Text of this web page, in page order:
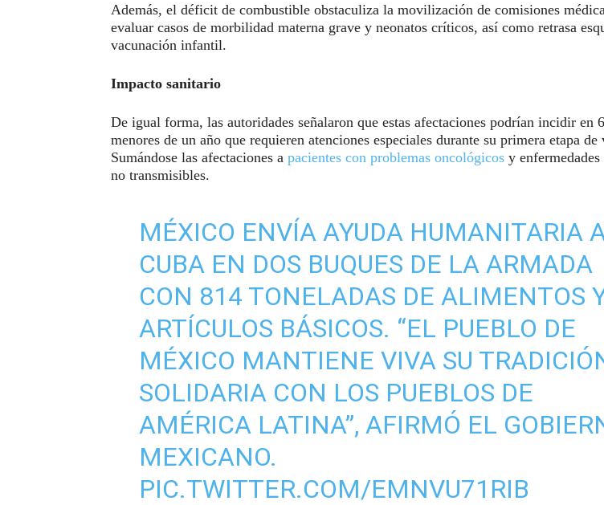
Además, el déficit de combustible obstaculiza la movilización de comisiones
evaluar casos de morbilidad materna grave y neonatos críticos, así como retrasa
vacunación infantil.
Impacto sanitario
De igual forma, las autoridades señalaron que estas afectaciones podrían incidir en
menores de un año que requieren atenciones especiales durante su primera etapa de
Sumándose las afectaciones a pacientes con problemas oncológicos y
no transmisibles.
MÉXICO ENVÍA AYUDA HUMANITARIA
CUBA EN DOS BUQUES DE LA ARMADA
CON 814 TONELADAS DE ALIMENTOS
ARTÍCULOS BÁSICOS. “EL PUEBLO DE
MÉXICO MANTIENE VIVA SU
SOLIDARIA CON LOS PUEBLOS DE
AMÉRICA LATINA”, AFIRMÓ EL
MEXICANO.
PIC.TWITTER.COM/EMNVU71RIB